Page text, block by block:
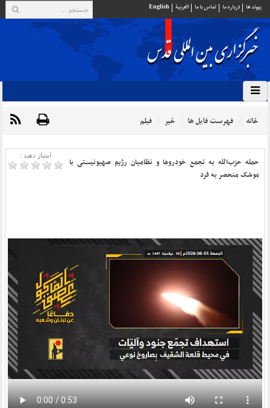
پيوند ها درباره ما تماس با ما العربية English
خانه فهرست فایل ها خبر فیلم
امتیاز دهید :
حمله حزب‌الله به تجمع خودروها و نظامیان رژیم صهیونیستی با
موشک منحصر به فرد